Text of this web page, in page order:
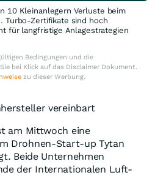
10 Kleinanlegern Verluste beim
Turbo-Zertifikate sind hoch
für langfristige Anlagestrategien
Bedingungen und die
bei Klick auf das Disclaimer Dokument.
zu dieser Werbung.
vereinbart
am Mittwoch eine
Drohnen-Start-up Tytan
Beide Unternehmen
der Internationalen Luft-